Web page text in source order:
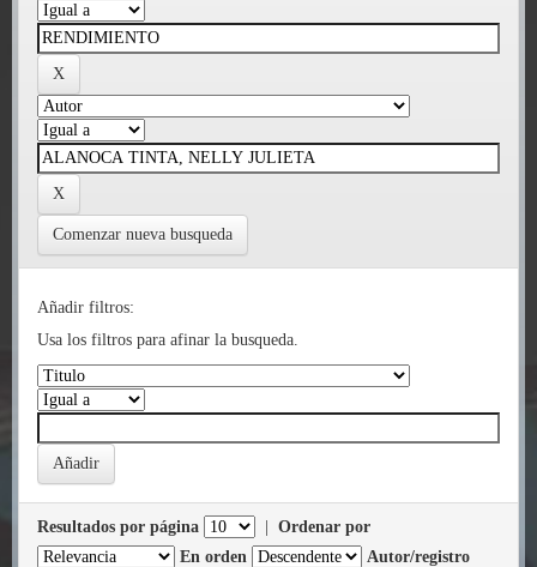
Comenzar nueva busqueda
Añadir filtros:
Usa los filtros para afinar la busqueda.
Resultados por página
Ordenar por
En orden
Autor/registro